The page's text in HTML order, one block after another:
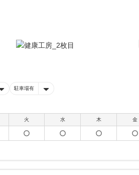
駐車場有
火 水 木 金